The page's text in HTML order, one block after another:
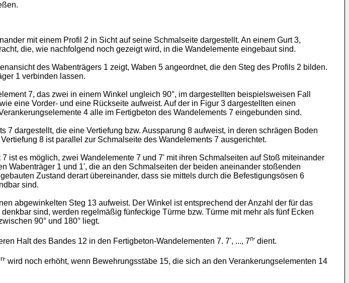
mit einem Profil 2 in Sicht auf seine Schmalseite dargestellt. An einem Gurt 3,
die, wie nachfolgend noch gezeigt wird, in die Wandelemente eingebaut sind.
des Wabenträgers 1 zeigt, Waben 5 angeordnet, die den Steg des Profils 2 bilden.
1 verbinden lassen.
7, das zwei in einem Winkel ungleich 90°, im dargestellten beispielsweisen Fall
eine Vorder- und eine Rückseite aufweist. Auf der in Figur 3 dargestellten einen
4 alle im Fertigbeton des Wandelements 7 eingebunden sind.
7 dargestellt, die eine Vertiefung bzw. Aussparung 8 aufweist, in deren schrägen Boden
8 ist parallel zur Schmalseite des Wandelements 7 ausgerichtet.
ist es möglich, zwei Wandelemente 7 und 7' mit ihren Schmalseiten auf Stoß miteinander
Wabenträger 1 und 1', die an den Schmalseiten der beiden aneinander stoßenden
Zustand derart übereinander, dass sie mittels durch die Befestigungsösen 6
sind.
abgewinkelten Steg 13 aufweist. Der Winkel ist entsprechend der Anzahl der für das
sind, werden regelmäßig fünfeckige Türme bzw. Türme mit mehr als fünf Ecken
90° und 180° liegt.
Halt des Bandes 12 in den Fertigbeton-Wandelementen 7. 7', ..., 7n' dient.
n' wird noch erhöht, wenn Bewehrungsstäbe 15, die sich an den Verankerungselementen 14